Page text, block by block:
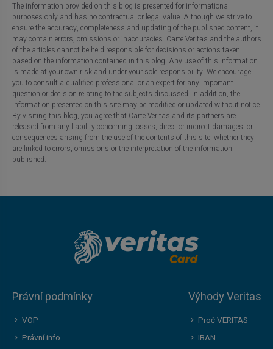
The information provided on this blog is presented for informational
purposes only and has no contractual or legal value. Although we strive to
ensure the accuracy, completeness and updating of the published content, it
may contain errors, omissions or inaccuracies. Carte Veritas and the authors
of the articles cannot be held responsible for decisions or actions taken
based on the information contained in this blog. Any use of this information
is made at your own risk and under your sole responsibility. We encourage
you to consult a qualified professional or an expert for any important
question or decision relating to the subjects discussed. In addition, the
information presented on this site may be modified or updated without notice.
By visiting this blog, you agree that Carte Veritas and its partners are
released from any liability concerning losses, direct or indirect damages, or
consequences arising from the use of the contents of this site, whether they
are linked to errors, omissions or the interpretation of the information
published.
Právní podmínky
VOP
Právní info
Výhody Veritas
Proč VERITAS
IBAN